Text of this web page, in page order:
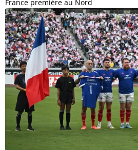
France première au Nord